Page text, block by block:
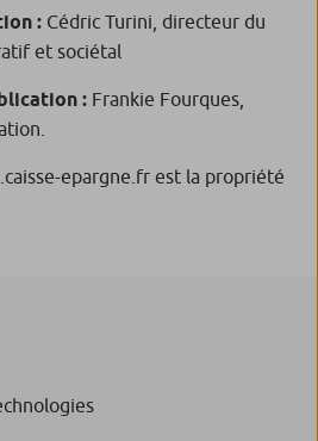
: Cédric Turini, directeur du
et sociétal
: Frankie Fourques,
epargne.fr est la propriété